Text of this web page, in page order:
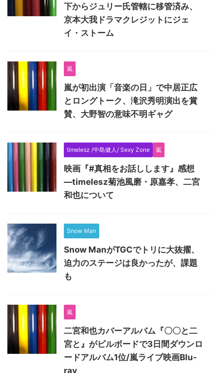
下からジュリー氏管轄に移管済み、
京本大我ドラマクレジットにジェ
イ・ストーム
嵐
嵐が初出演「音楽の日」で中居正広
とロングトーク、滝沢秀明演出を賞
賛、大野智の意味不明ギャグ
timelesz /中島健人/ Sexy Zone 嵐
映画『#真相をお話しします』感想
―timelesz菊池風磨・原嘉孝、二宮
和也について
Snow Man
Snow ManがTGCでトリに大抜擢、
迫力のステージは良かったが、課題
も
嵐
二宮和也カバーアルバム『〇〇と二
宮と』がビルボードで3日間ダウンロ
ードアルバム1位/嵐ライブ映画Blu-
ray